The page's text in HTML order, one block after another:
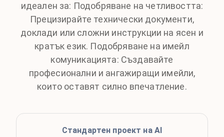
идеален за: Подобряване на четливостта:
Прецизирайте технически документи,
доклади или сложни инструкции на ясен и
кратък език. Подобряване на имейл
комуникацията: Създавайте
професионални и ангажиращи имейли,
които оставят силно впечатление.
Стандартен проект на AI